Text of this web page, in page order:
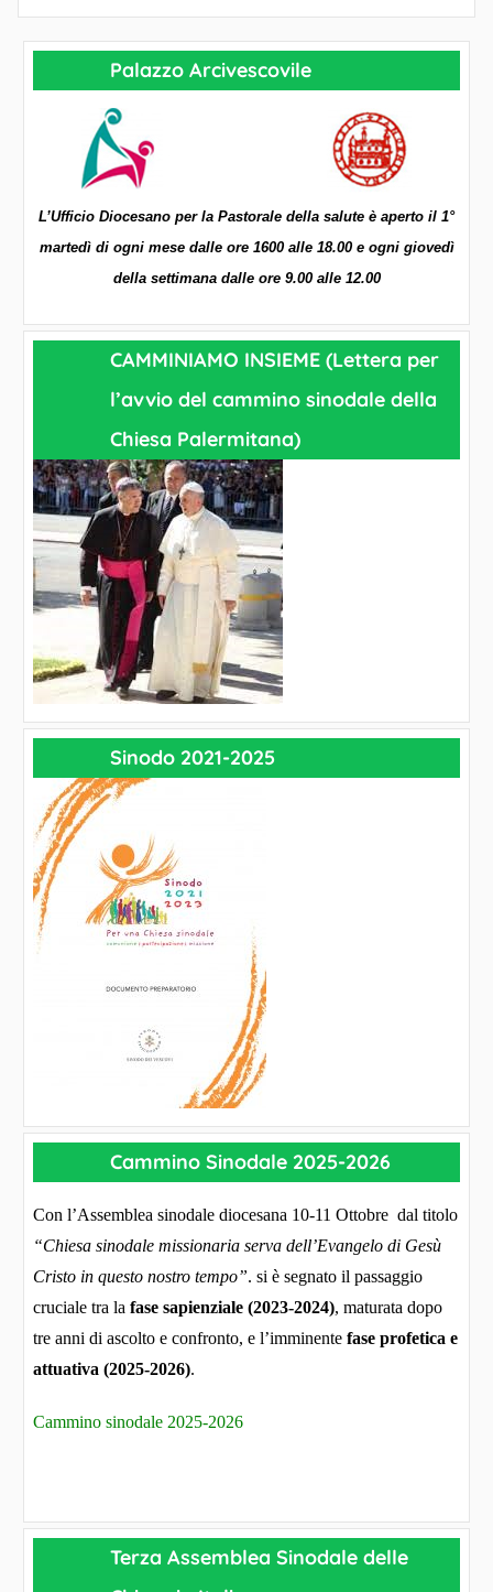
Palazzo Arcivescovile
L’Ufficio Diocesano per la Pastorale della salute è aperto il 1°
martedì di ogni mese dalle ore 1600 alle 18.00 e ogni giovedì
della settimana dalle ore 9.00 alle 12.00
CAMMINIAMO INSIEME (Lettera per
l’avvio del cammino sinodale della
Chiesa Palermitana)
Sinodo 2021-2025
Cammino Sinodale 2025-2026
Con l’Assemblea sinodale diocesana 10-11 Ottobre dal titolo
“Chiesa sinodale missionaria serva dell’Evangelo di Gesù
Cristo in questo nostro tempo”. si è segnato il passaggio
cruciale tra la fase sapienziale (2023-2024), maturata dopo
tre anni di ascolto e confronto, e l’imminente fase profetica e
attuativa (2025-2026).
Cammino sinodale 2025-2026
Terza Assemblea Sinodale delle